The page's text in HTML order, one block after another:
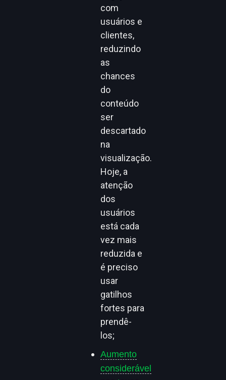
com
usuários e
clientes,
reduzindo
as
chances
do
conteúdo
ser
descartado
na
visualização.
Hoje, a
atenção
dos
usuários
está cada
vez mais
reduzida e
é preciso
usar
gatilhos
fortes para
prendê-
los;
Aumento
considerável